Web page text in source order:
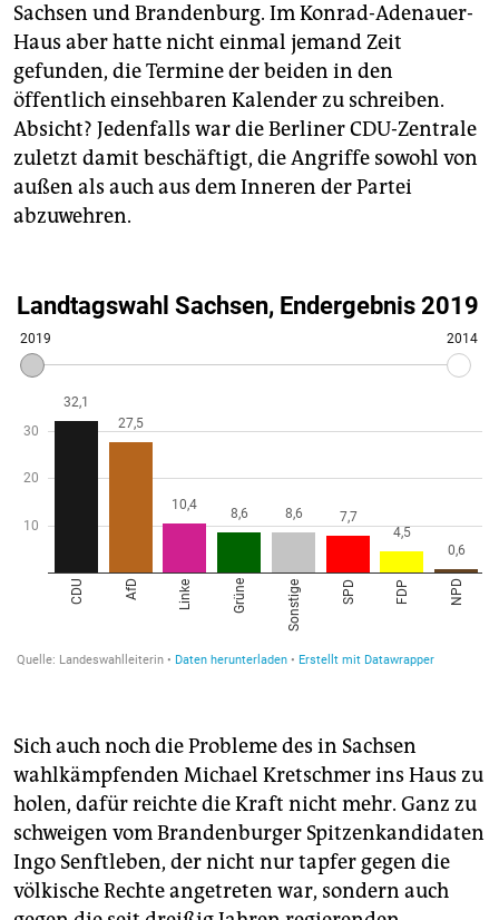
Sachsen und Brandenburg. Im Konrad-Adenauer-
Haus aber hatte nicht einmal jemand Zeit
gefunden, die Termine der beiden in den
öffentlich einsehbaren Kalender zu schreiben.
Absicht? Jedenfalls war die Berliner CDU-Zen­trale
zuletzt damit beschäftigt, die Angriffe sowohl von
außen als auch aus dem Inneren der Partei
abzuwehren.
Sich auch noch die Probleme des in Sachsen
wahlkämpfenden Michael Kretschmer ins Haus zu
holen, dafür reichte die Kraft nicht mehr. Ganz zu
schweigen vom Brandenburger Spitzenkandidaten
Ingo Senftleben, der nicht nur tapfer gegen die
völkische Rechte angetreten war, sondern auch